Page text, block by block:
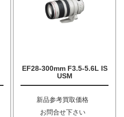
EF28-300mm F3.5-5.6L IS
USM
新品参考買取価格
お問合せ下さい